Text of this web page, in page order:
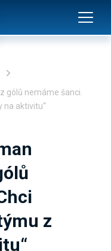
gólů nemáme šanci.
na aktivitu“
z